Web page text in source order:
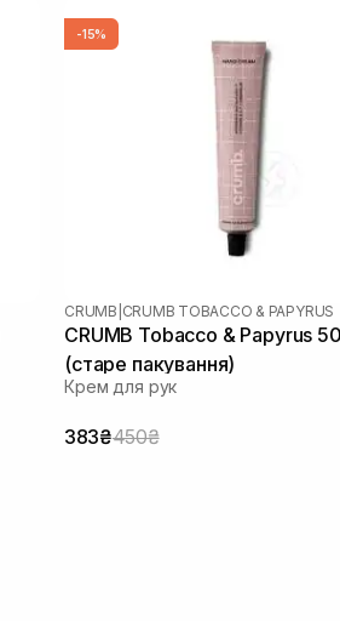
-15%
CRUMB CRUMB TOBACCO & PAPYRUS
CRUMB Tobacco & Papyrus
(старе пакування)
Крем для рук
383₴450₴